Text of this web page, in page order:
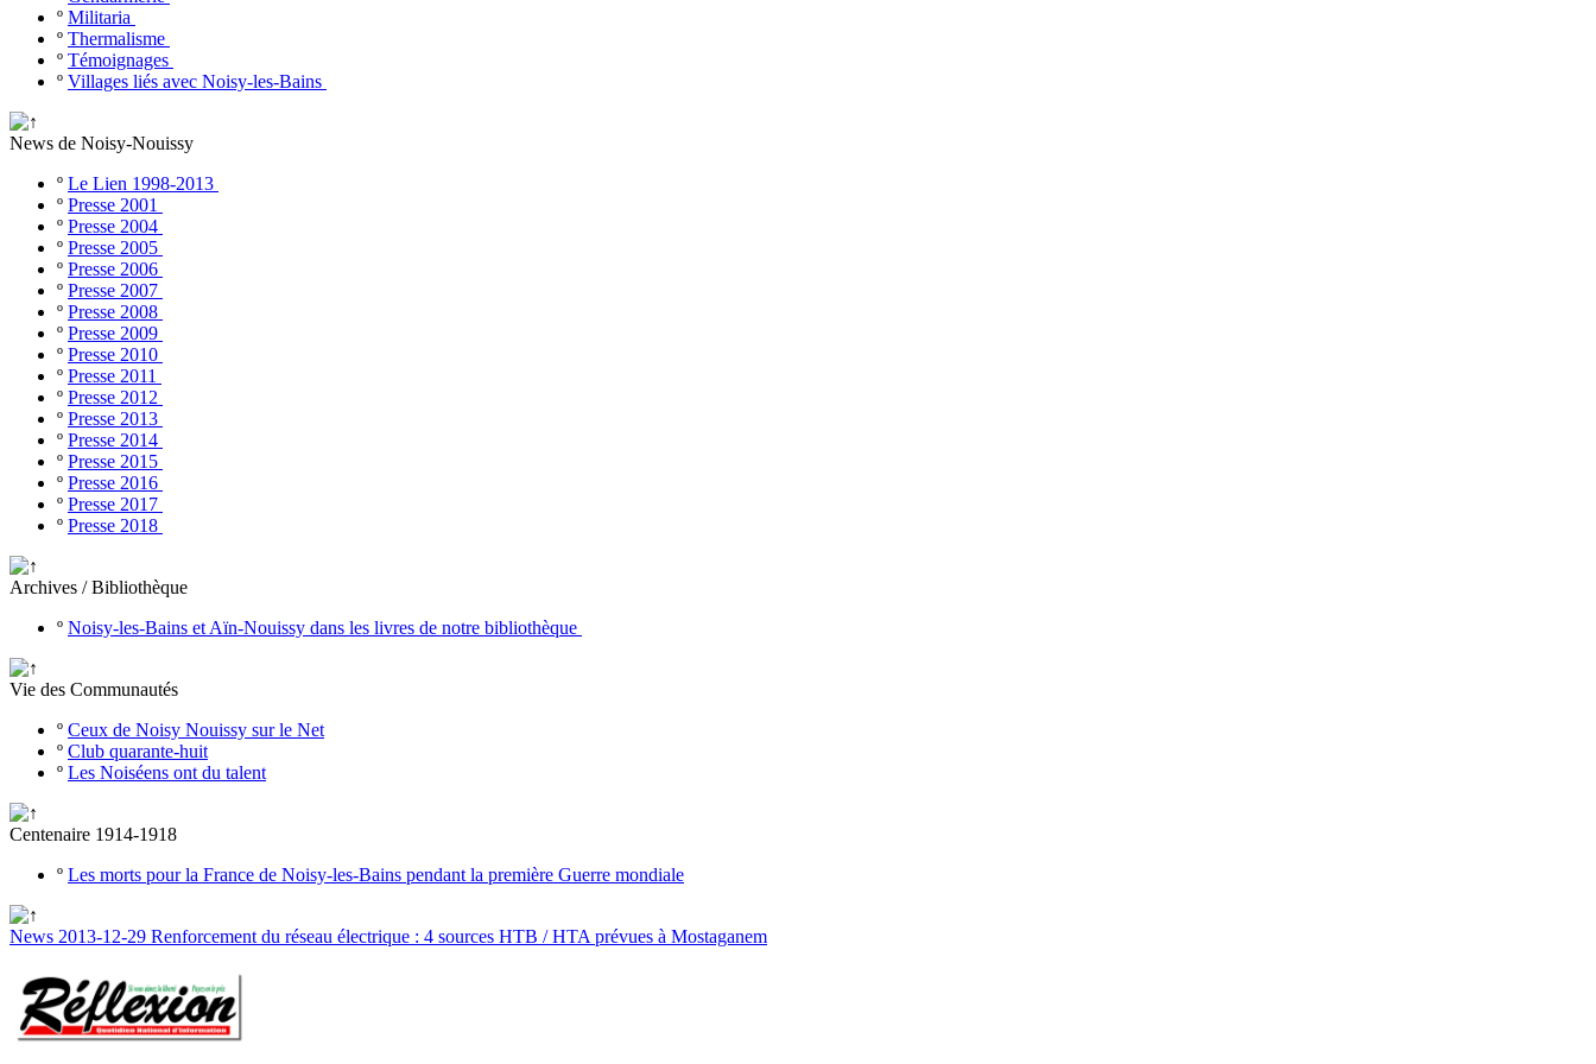
º Militaria
º Thermalisme
º Témoignages
º Villages liés avec Noisy-les-Bains
News de Noisy-Nouissy
º Le Lien 1998-2013
º Presse 2001
º Presse 2004
º Presse 2005
º Presse 2006
º Presse 2007
º Presse 2008
º Presse 2009
º Presse 2010
º Presse 2011
º Presse 2012
º Presse 2013
º Presse 2014
º Presse 2015
º Presse 2016
º Presse 2017
º Presse 2018
Archives / Bibliothèque
º Noisy-les-Bains et Aïn-Nouissy dans les livres de notre bibliothèque
Vie des Communautés
º Ceux de Noisy Nouissy sur le Net
º Club quarante-huit
º Les Noiséens ont du talent
Centenaire 1914-1918
º Les morts pour la France de Noisy-les-Bains pendant la première Guerre mondiale
News 2013-12-29 Renforcement du réseau électrique : 4 sources HTB / HTA prévues à Mostaganem